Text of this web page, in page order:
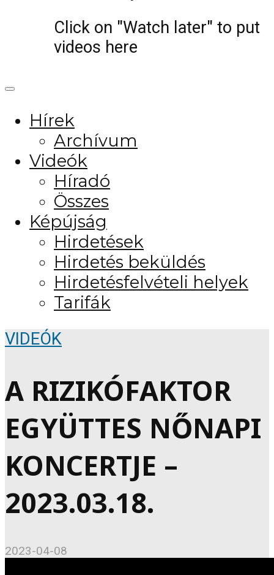
Click on "Watch later" to put
videos here
Hírek
Archívum
Videók
Híradó
Összes
Képújság
Hirdetések
Hirdetés beküldés
Hirdetésfelvételi helyek
Tarifák
VIDEÓK
A RIZIKÓFAKTOR
EGYÜTTES NŐNAPI
KONCERTJE –
2023.03.18.
2023-04-08